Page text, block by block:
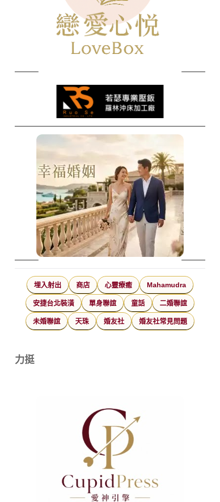
埋入射出 商店 心靈療癒 Mahamudra
安捷台北裝潢 單身聯誼 童話 二婚聯誼
未婚聯誼 天珠 婚友社 婚友社常見問題
力挺